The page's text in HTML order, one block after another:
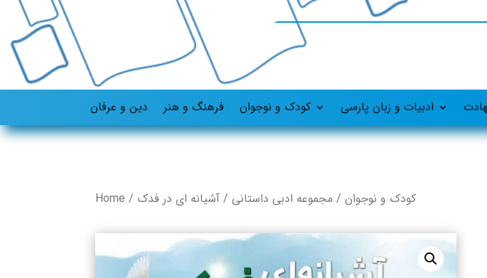
دین و عرفان فرهنگ و هنر کودک و نوجوان ادبیات و زبان پارسی
Home / کودک و نوجوان/ مجموعه ادبی داستانی/ آشیانه‌ ای در فدک